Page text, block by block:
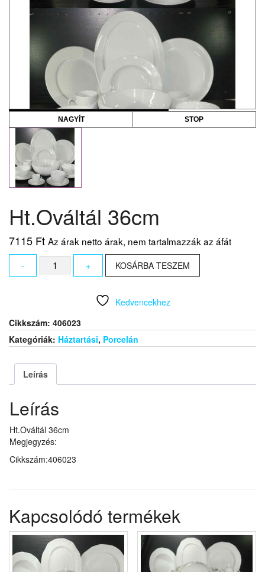
NAGYÍT STOP
Ht.Ováltál 36cm
7115 Ft Az árak netto árak, nem tartalmazzák az áfát
-
Ht.Ováltál
36cm
+ KOSÁRBA TESZEM
Kedvencekhez
Cikkszám: 406023
Kategóriák: Háztartási, Porcelán
Leírás
Leírás
Ht.Ováltál 36cm
Megjegyzés:
Cikkszám:406023
Kapcsolódó termékek